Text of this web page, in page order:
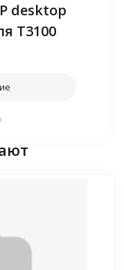
desktop
T3100